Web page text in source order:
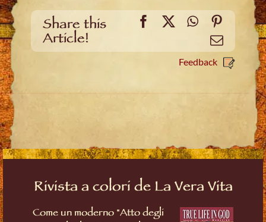
Share this
Article!
Facebook
X WhatsApp
Email
Feedback
Rivista a colori de La Vera Vita
Come un moderno "Atto degli